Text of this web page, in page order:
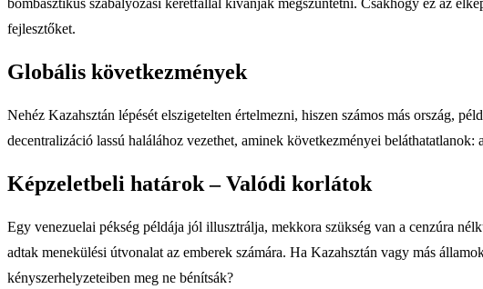
bombasztikus szabályozási keretfallal kívánják megszüntetni. Csakhogy ez az
fejlesztőket.
Globális következmények
Nehéz Kazahsztán lépését elszigetelten értelmezni, hiszen számos más ország,
decentralizáció lassú halálához vezethet, aminek következményei
Képzeletbeli határok – Valódi korlátok
Egy venezuelai pékség példája jól illusztrálja, mekkora szükség van a cenzúra
adtak menekülési útvonalat az emberek számára. Ha Kazahsztán vagy más
kényszerhelyzeteiben meg ne bénítsák?